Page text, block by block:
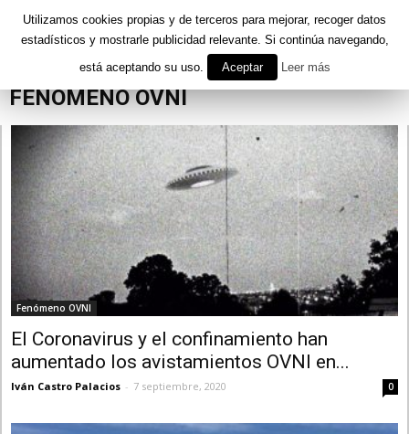
Misterios Fenómeno OVNI
FENÓMENO OVNI
Fenómeno OVNI
El Coronavirus y el confinamiento han
aumentado los avistamientos OVNI en...
Iván Castro Palacios - 7 septiembre, 2020 0
Utilizamos cookies propias y de terceros para mejorar, recoger datos
estadísticos y mostrarle publicidad relevante. Si continúa navegando,
está aceptando su uso.
Aceptar Leer más